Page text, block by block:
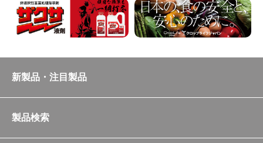
新製品・注目製品
製品検索